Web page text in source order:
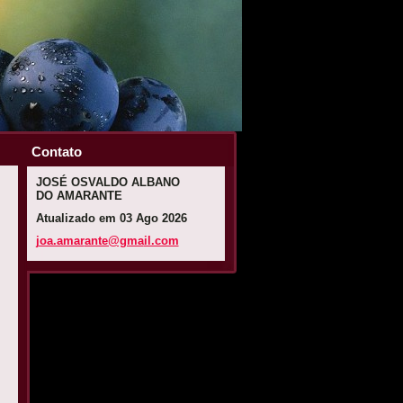
Contato
JOSÉ OSVALDO ALBANO
DO AMARANTE
Atualizado em 03 Ago 2026
joa.amarante@gmail.com